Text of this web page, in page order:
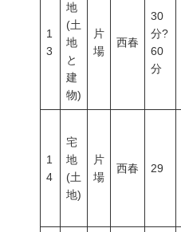
1
3
地
(土
地
と
建
物)
片
場
西春
30
分?
60
分
1
4
宅
地
(土
地)
片
場
西春 29